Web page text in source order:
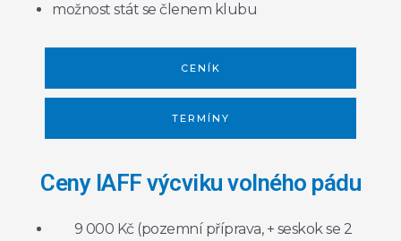
možnost stát se členem klubu
CENÍK
TERMÍNY
Ceny IAFF výcviku volného pádu
9 000 Kč (pozemní příprava, + seskok se 2